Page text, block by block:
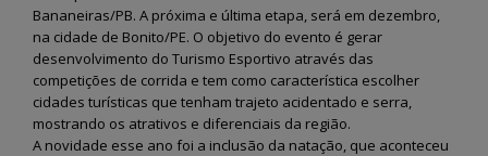
Bananeiras/PB. A próxima e última etapa, será em dezembro,
na cidade de Bonito/PE. O objetivo do evento é gerar
desenvolvimento do Turismo Esportivo através das
competições de corrida e tem como característica escolher
cidades turísticas que tenham trajeto acidentado e serra,
mostrando os atrativos e diferenciais da região.
A novidade esse ano foi a inclusão da natação, que aconteceu